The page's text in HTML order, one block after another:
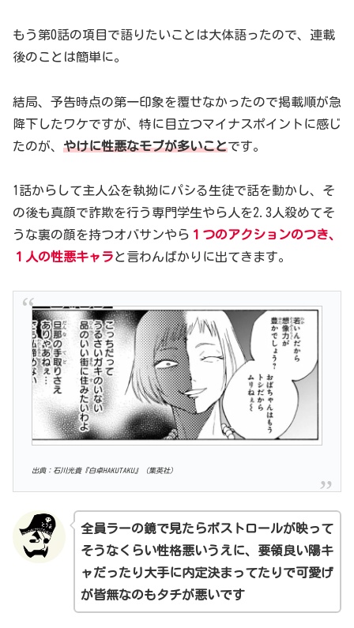
もう第0話の項目で語りたいことは大体語ったので、連載
後のことは簡単に。
結局、予告時点の第一印象を覆せなかったので掲載順が急
降下したワケですが、特に目立つマイナスポイントに感じ
たのが、 やけに性悪なモブが多いことです。
1話からして主人公を執拗にパシる生徒で話を動かし、そ
の後も真顔で詐欺を行う専門学生やら人を2.3人殺めてそ
うな裏の顔を持つオバサンやら １つのアクションのつき、
１人の性悪キャラと言わんばかりに出てきます。
出典：石川光貴『白卓HAKUTAKU』（集英社）
全員ラーの鏡で見たらボストロールが映って
そうなくらい性格悪いうえに、要領良い陽キ
ャだったり大手に内定決まってたりで可愛げ
が皆無なのもタチが悪いです